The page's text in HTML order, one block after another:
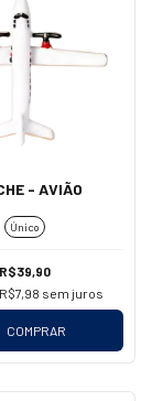
- AVIÃO
Único
R$39,90
R$7,98 sem juros
COMPRAR